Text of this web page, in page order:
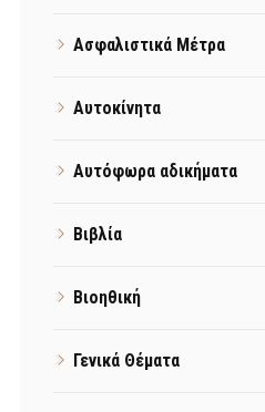
Ασφαλιστικά Μέτρα
Αυτοκίνητα
Αυτόφωρα αδικήματα
Βιβλία
Βιοηθική
Γενικά Θέματα